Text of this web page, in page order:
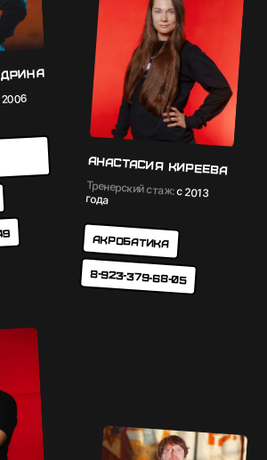
2006
Анастасия Киреева
Тренерский стаж:с 2013
года
Акробатика
8-923-379-68-05